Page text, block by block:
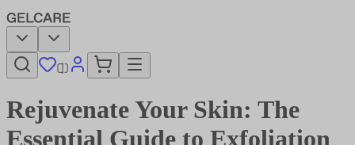
Rejuvenate Your Skin: The
Essential Guide to Exfoliation​​​​‌ ‍ ​‍​‍‌‍ ‌ ​‍‌‍‍‌‌‍‌ ‌‍‍‌‌‍ ‍​‍​‍​ ‍‍​‍​‍‌ ​ ‌‍​‌‌‍ ‍‌‍‍‌‌ ‌​‌ ‍‌​‍ ‍‌‍‍‌‌‍ ​‍​‍​‍ ​​‍​‍‌‍‍​‌ ​‍‌‍‌‌‌‍‌‍​‍​‍​ ‍‍​‍​‍‌‍‍​‌ ‌​‌ ‌​‌ ​​‌ ​ ​ ‍‍​‍ ​‍ ‌‍‌ ‌‍‌‌‌‍ ​‌‍​ ‌‍​‌‌ ​‍‌‍‌‌​‍ ‍‌ ​ ‌‍​‌‌‍ ‍‌‍‍‌‌ ‌​‌ ‍‌​‍ ‍‌ ​ ‌ ‌​‌ ‌‌‌‍‌​‌‍‍‌‌‍ ​‍ ‌‍‍‌‌‍ ‍‌ ‌​‌‍‌‌‌‍ ‍‌ ‌​​‍ ‌‍‌‌‌‍‌​‌‍‍‌‌ ‌​​‍ ‌‍ ‌‌‍ ‌‍‌​‌‍‌‌​ ‌‌ ​​‌ ​‍‌‍‌‌‌ ​ ‌‍‌‌‌‍ ‍‌ ‌​‌‍​‌‌ ‌​‌‍‍‌‌‍ ‌‍ ‍​ ‍ ‌‍‍‌‌‍‌​​ ‌‌‍‌‌​ ​‍‌‍‌‌​ ‌‍‌‍‌‌​ ‌‍​ ‍​​ ‍‌​‍ ‌​ ‍​‌‍​ ​ ​ ‌‍‌​​‍ ‌​ ‌​‌‍‌‍​ ‌‌‌‍​ ​‍ ‌‌‍​‍​ ​​‌‍​ ​ ​‍​‍ ‌‌‍​ ​ ‌‍​ ‌‍​ ‌‌​ ‍​​ ​‍​ ‍‌‌‍​‌​ ​‌​ ‌‌‌‍​‌​ ‌ ​ ‍ ‌ ‌​‌ ‍‌‌ ​​‌‍‌‌​ ‌‌‍​‌‌ ​‍‌ ‌​‌‍‍‌‌‍​ ‌‍ ​‌‍‌‌​ ‍ ‌ ​​‌‍​‌‌ ‌​‌‍‍​​ ‌‌ ‌​‌‍‍‌‌ ‌​‌‍ ​‌‍‌‌​ ‌‍​‍‌‍​‌‌ ​ ‌‍‌‌‌‌‌‌‌ ​‍‌‍ ​​ ‌‌‍‍​‌ ‌​‌ ‌​‌ ​​‌ ​ ​‍‌‌​ ​ ‌​​‌​‍‌‌​ ​‍‌​‌‍​‍‌‌​ ​‍‌​‌‍‌‍‌ ‌‍‌‌‌‍ ​‌‍​ ‌‍​‌‌ ​‍‌‍‌‌​‍ ‍‌ ​ ‌‍​‌‌‍ ‍‌‍‍‌‌ ‌​‌ ‍‌​‍ ‍‌ ​ ‌ ‌​‌ ‌‌‌‍‌​‌‍‍‌‌‍ ​‍‌‍‌‍‍‌‌‍‌​​ ‌‌‍‌‌​ ​‍‌‍‌‌​ ‌‍‌‍‌‌​ ‌‍​ ‍​​ ‍‌​‍ ‌​ ‍​‌‍​ ​ ​ ‌‍‌​​‍ ‌​ ‌​‌‍‌‍​ ‌‌‌‍​ ​‍ ‌‌‍​‍​ ​​‌‍​ ​ ​‍​‍ ‌‌‍​ ​ ‌‍​ ‌‍​ ‌‌​ ‍​​ ​‍​ ‍‌‌‍​‌​ ​‌​ ‌‌‌‍​‌​ ‌ ​‍‌‍‌ ‌​‌ ‍‌‌ ​​‌‍‌‌​ ‌‌‍​‌‌ ​‍‌ ‌​‌‍‍‌‌‍​ ‌‍ ​‌‍‌‌​‍‌‍‌ ​​‌‍​‌‌ ‌​‌‍‍​​ ‌‌ ‌​‌‍‍‌‌ ‌​‌‍ ​‌‍‌‌​‍‌‍‌ ​​‌‍‌‌‌ ​‍‌ ​ ‌ ​​‌‍‌‌‌‍​ ‌ ‌​‌‍‍‌‌ ‌‍‌‍‌‌​ ‌‌ ​​‌ ‌‌‌‍​‍‌‍ ​‌‍‍‌‌ ​ ‌‍‍​‌‍‌‌‌‍‌​​‍​‍‌ ‌